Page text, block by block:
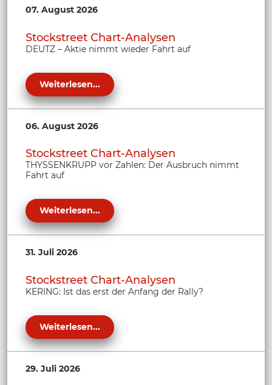
07. August 2026
Stockstreet Chart-Analysen
DEUTZ – Aktie nimmt wieder Fahrt auf
Weiterlesen...
06. August 2026
Stockstreet Chart-Analysen
THYSSENKRUPP vor Zahlen: Der Ausbruch nimmt
Fahrt auf
Weiterlesen...
31. Juli 2026
Stockstreet Chart-Analysen
KERING: Ist das erst der Anfang der Rally?
Weiterlesen...
29. Juli 2026